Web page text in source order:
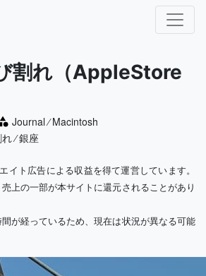
ゲーション
割れ（AppleStore
Journal⁄Macintosh
⁄銀座
イト広告による収益を得て運営しています。
上の一部が本サイトに還元されることがあり
間が経っているため、現在は状況が異なる可能